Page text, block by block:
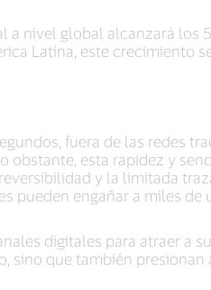
a nivel global alcanzará los
Latina, este crecimiento
fuera de las redes
obstante, esta rapidez y
y la limitada
pueden engañar a miles de
digitales para atraer a
sino que también presionan